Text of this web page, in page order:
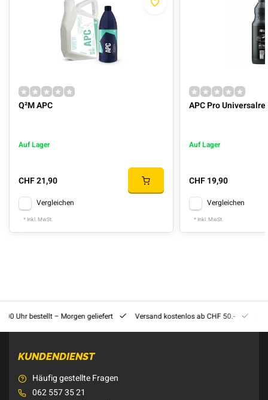
Q²M APC
Auf Lager
CHF 21,90
Vergleichen
* Inkl. MwSt.
APC Pro
Auf Lager
CHF 19,90
Vergleichen
* Inkl. MwSt.
Uhr bestellt – Morgen geliefert Versand kostenlos ab CHF 50.-
KUNDENDIENST
Häufig gestellte Fragen
062 557 35 21